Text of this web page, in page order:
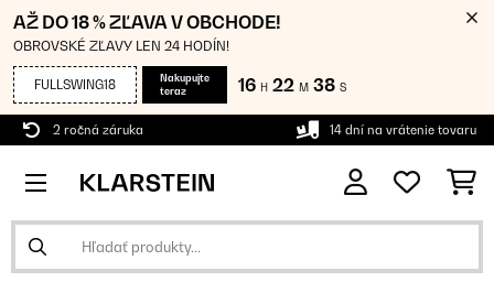
AŽ DO 18 % ZĽAVA V OBCHODE!
OBROVSKÉ ZĽAVY LEN 24 HODÍN!
FULLSWING18
Nakupujte
teraz
16 H 22 M 37 S
2 ročná záruka 14 dní na vrátenie tovaru